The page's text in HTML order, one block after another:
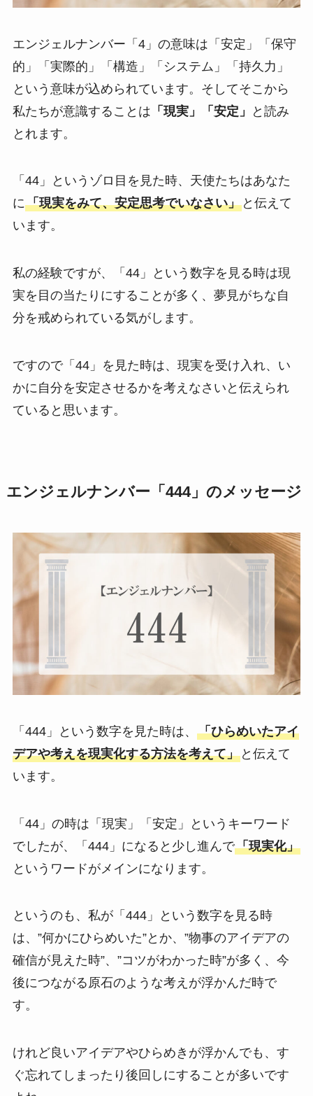
エンジェルナンバー「4」の意味は「安定」「保守
的」「実際的」「構造」「システム」「持久力」
という意味が込められています。そしてそこから
私たちが意識することは 「現実」「安定」
と読み
とれます。
「44」というゾロ目を見た時、天使たちはあなた
に「現実をみて、安定思考でいなさい」と伝えて
います。
私の経験ですが、「44」という数字を見る時は現
実を目の当たりにすることが多く、夢見がちな自
分を戒められている気がします。
ですので「44」を見た時は、現実を受け入れ、い
かに自分を安定させるかを考えなさいと伝えられ
ていると思います。
エンジェルナンバー「444」のメッセージ
「444」という数字を見た時は、 「ひらめいたアイ
デアや考えを現実化する方法を考えて」と伝えて
います。
「44」の時は「現実」「安定」というキーワード
でしたが、「444」になると少し進んで「現実化」
というワードがメインになります。
というのも、私が「444」という数字を見る時
は、”何かにひらめいた”とか、”物事のアイデアの
確信が見えた時”、”コツがわかった時”が多く、今
後につながる原石のような考えが浮かんだ時で
す。
けれど良いアイデアやひらめきが浮かんでも、す
ぐ忘れてしまったり後回しにすることが多いです